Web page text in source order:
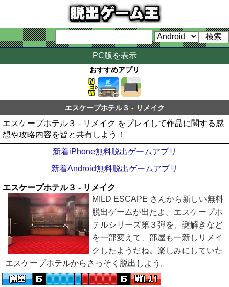
PC版を表示
おすすめアプリ
エスケープホテル３ - リメイク
エスケープホテル３ - リメイク をプレイして作品に関する感
想や攻略内容を皆と共有しよう！
新着iPhone無料脱出ゲームアプリ
新着Android無料脱出ゲームアプリ
エスケープホテル３ - リメイク
MILD ESCAPE さんから新しい無料
脱出ゲームが出たよ。エスケープホ
テルシリーズ第３弾を、謎解きなど
を一部変えて、部屋も一新しリメイ
クしたようだね。楽しみにしていた
エスケープホテルからさっそく脱出しよう。